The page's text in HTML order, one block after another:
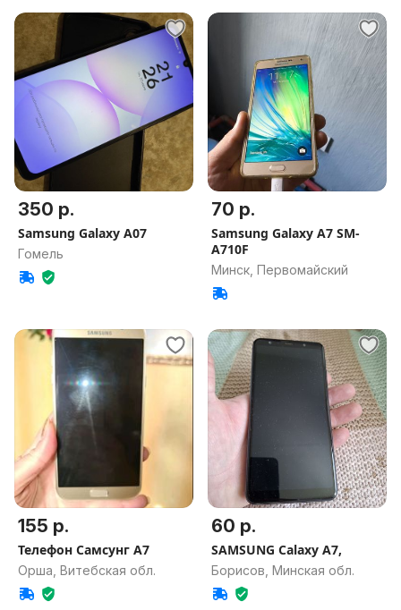
350 р.
Samsung Galaxy A07
Гомель
70 р.
Samsung Galaxy A7 SM-
A710F
Минск, Первомайский
155 р.
Телефон Самсунг А7
Орша, Витебская обл.
60 р.
SAMSUNG Calaxy A7,
Борисов, Минская обл.